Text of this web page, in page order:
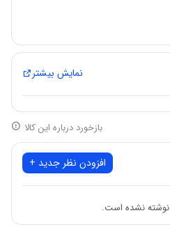
نمایش بیشتر
بازخورد درباره این کالا
افزودن نظر جدید +
نشده است.